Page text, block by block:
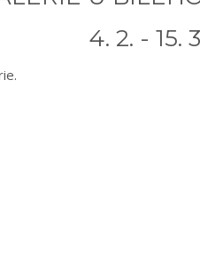
4. 2. - 15.